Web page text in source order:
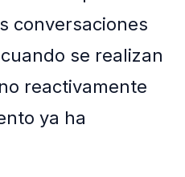
conversaciones
se realizan
reactivamente
ya ha